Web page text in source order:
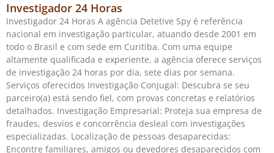
Investigador 24 Horas
Investigador 24 Horas A agência Detetive Spy é referência
nacional em investigação particular, atuando desde 2001 em
todo o Brasil e com sede em Curitiba. Com uma equipe
altamente qualificada e experiente, a agência oferece serviços
de investigação 24 horas por dia, sete dias por semana.
Serviços oferecidos Investigação Conjugal: Descubra se seu
parceiro(a) está sendo fiel, com provas concretas e relatórios
detalhados. Investigação Empresarial: Proteja sua empresa de
fraudes, desvios e concorrência desleal com investigações
especializadas. Localização de pessoas desaparecidas:
Encontre familiares, amigos ou devedores desaparecidos com